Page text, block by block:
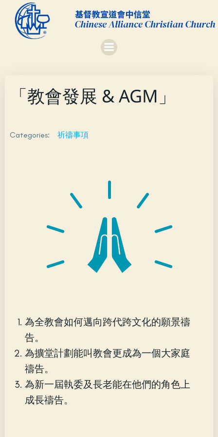
to
content
「教會發展 & AGM」
Categories: 祈禱事項
為全教會如何邁向跨代跨文化的願景禱
告。
為擴堂計劃能叫教會更成為一個大家庭
禱告。
為新一屆執委及長老能在他們的角色上
成長禱告。